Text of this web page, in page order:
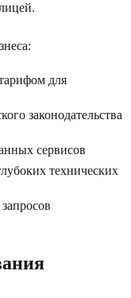
для
законодательства
сервисов
технических